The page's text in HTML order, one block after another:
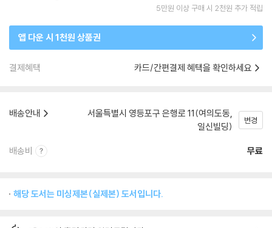
5만원 이상 구매 시 2천원 추가 적립
앱 다운 시 1천원 상품권
결제혜택 카드/간편결제 혜택을 확인하세요
배송안내
서울특별시 영등포구 은행로 11(여의도동,
일신빌딩)
변경
배송비 무료
해당 도서는 미싱제본(실제본) 도서입니다.